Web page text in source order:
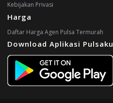
Kebijakan Privasi
Harga
Daftar Harga Agen Pulsa Termurah
Download Aplikasi Pulsaku